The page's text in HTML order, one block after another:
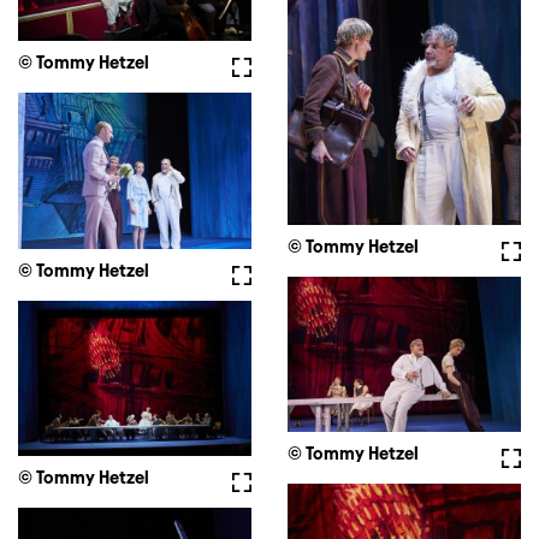
© Tommy Hetzel
Vollbild
© Tommy Hetzel
Vollbild
© Tommy Hetzel
© Tommy Hetzel
Vollbild
© Tommy Hetzel